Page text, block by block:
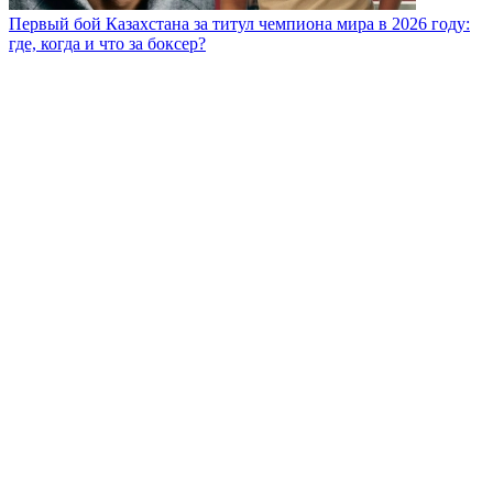
Первый бой Казахстана за титул чемпиона мира в 2026 году:
где, когда и что за боксер?